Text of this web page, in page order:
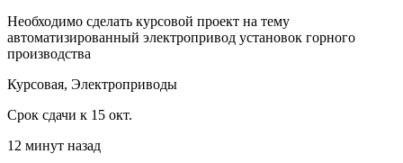
Необходимо сделать курсовой проект на тему
автоматизированный электропривод установок горного
производства
Курсовая, Электроприводы
Срок сдачи к 15 окт.
12 минут назад